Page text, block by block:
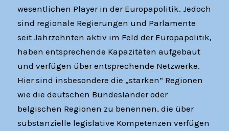
wesentlichen Player in der Europapolitik. Jedoch
sind regionale Regierungen und Parlamente
seit Jahrzehnten aktiv im Feld der Europapolitik,
haben entsprechende Kapazitäten aufgebaut
und verfügen über entsprechende Netzwerke.
Hier sind insbesondere die „starken“ Regionen
wie die deutschen Bundesländer oder
belgischen Regionen zu benennen, die über
substanzielle legislative Kompetenzen verfügen